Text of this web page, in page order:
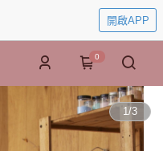
開啟APP
0
1/3